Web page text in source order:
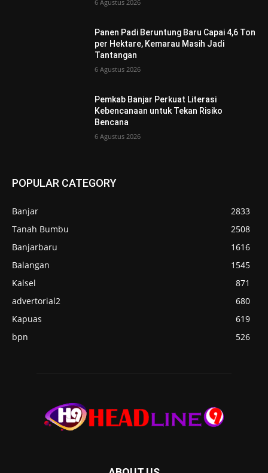
6 Agustus 2026
Panen Padi Beruntung Baru Capai 4,6 Ton
per Hektare, Kemarau Masih Jadi
Tantangan
6 Agustus 2026
Pemkab Banjar Perkuat Literasi
Kebencanaan untuk Tekan Risiko
Bencana
6 Agustus 2026
POPULAR CATEGORY
Banjar
2833
Tanah Bumbu
2508
Banjarbaru
1616
Balangan
1545
Kalsel
871
advertorial2
680
Kapuas
619
bpn
526